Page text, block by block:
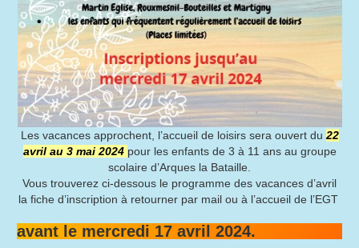
Les vacances approchent, l’accueil de loisirs sera ouvert du22
avril au 3 mai 2024 pour les enfants de 3 à 11 ans au groupe
scolaire d’Arques la Bataille.
Vous trouverez ci-dessous le programme des vacances d’avril
la fiche d’inscription à retourner par mail ou à l’accueil de l’EGT
avant le mercredi 17 avril 2024.